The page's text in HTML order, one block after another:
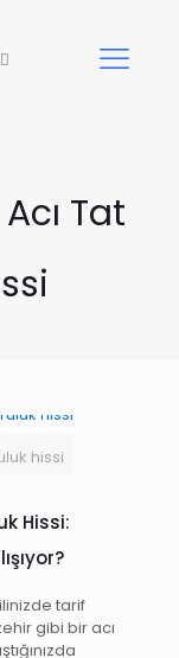
Tat
hissi
Hissi:
tarif
gibi bir acı